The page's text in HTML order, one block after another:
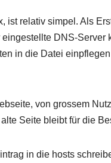
ist relativ simpel. Als
DNS-
in die Datei
von grossem
Seite bleibt für die
in die hosts